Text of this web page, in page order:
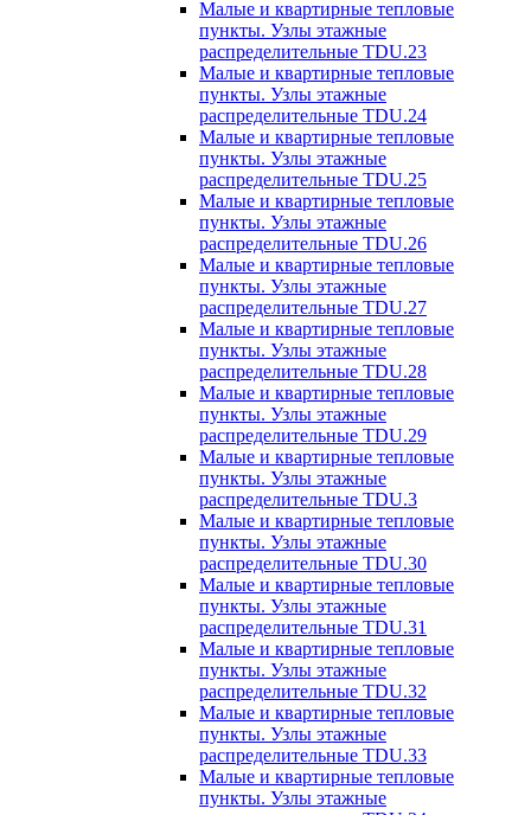
Малые и квартирные тепловые
пункты. Узлы этажные
распределительные TDU.23
Малые и квартирные тепловые
пункты. Узлы этажные
распределительные TDU.24
Малые и квартирные тепловые
пункты. Узлы этажные
распределительные TDU.25
Малые и квартирные тепловые
пункты. Узлы этажные
распределительные TDU.26
Малые и квартирные тепловые
пункты. Узлы этажные
распределительные TDU.27
Малые и квартирные тепловые
пункты. Узлы этажные
распределительные TDU.28
Малые и квартирные тепловые
пункты. Узлы этажные
распределительные TDU.29
Малые и квартирные тепловые
пункты. Узлы этажные
распределительные TDU.3
Малые и квартирные тепловые
пункты. Узлы этажные
распределительные TDU.30
Малые и квартирные тепловые
пункты. Узлы этажные
распределительные TDU.31
Малые и квартирные тепловые
пункты. Узлы этажные
распределительные TDU.32
Малые и квартирные тепловые
пункты. Узлы этажные
распределительные TDU.33
Малые и квартирные тепловые
пункты. Узлы этажные